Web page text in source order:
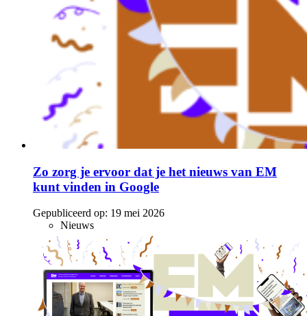
Zo zorg je ervoor dat je het nieuws van EM
kunt vinden in Google
Gepubliceerd op: 19 mei 2026
Nieuws